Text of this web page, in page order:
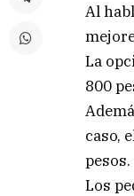
Al
La
800
caso,
pesos.
Los